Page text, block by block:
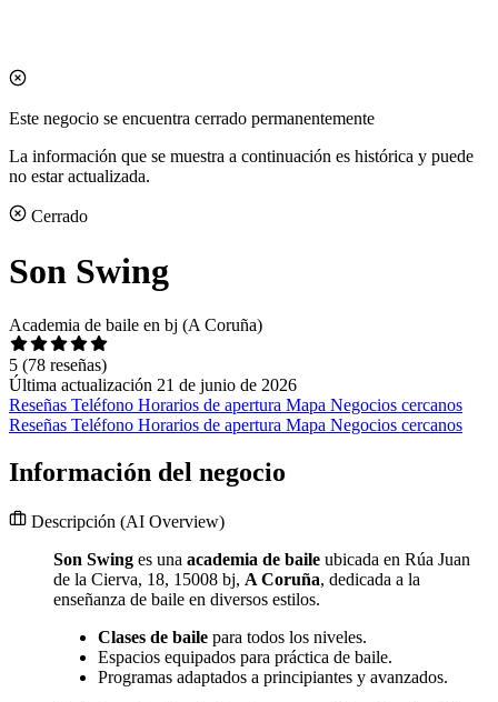
Este negocio se encuentra cerrado permanentemente
La información que se muestra a continuación es histórica y puede
no estar actualizada.
Cerrado
Son Swing
Academia de baile en bj (A Coruña)
5 (78 reseñas)
Última actualización 21 de junio de 2026
Reseñas Teléfono Horarios de apertura Mapa Negocios cercanos
Reseñas Teléfono Horarios de apertura Mapa Negocios cercanos
Información del negocio
Descripción (AI Overview)
Son Swing es una academia de baile ubicada en Rúa Juan
de la Cierva, 18, 15008 bj, A Coruña, dedicada a la
enseñanza de baile en diversos estilos.
Clases de baile para todos los niveles.
Espacios equipados para práctica de baile.
Programas adaptados a principiantes y avanzados.